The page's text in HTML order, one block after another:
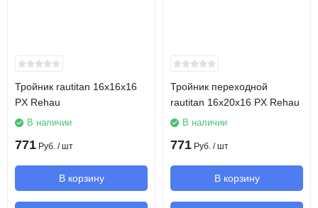
Тройник rautitan 16х16х16
PX Rehau
В наличии
771 Руб. / шт
В корзину
Тройник переходной
rautitan 16х20х16 PX Rehau
В наличии
771 Руб. / шт
В корзину